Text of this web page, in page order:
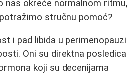
nas okreće normalnom ritmu,
stručnu pomoć?
i pad libida u perimenopauzi
Oni su direktna posledica
koji su decenijama